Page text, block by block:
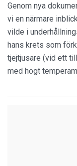
Genom nya
vi en närmare
vilde i
hans krets som
tjejtjusare (vid ett
med högt